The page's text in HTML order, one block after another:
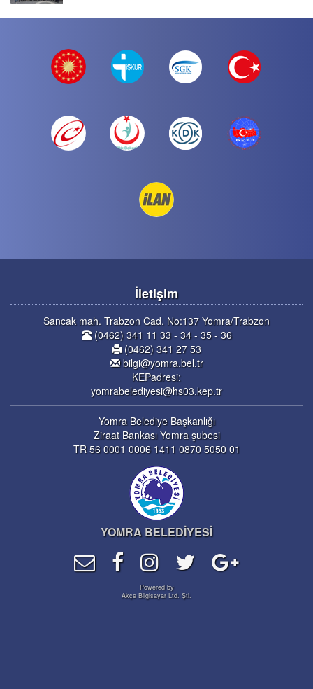
İletişim
Sancak mah. Trabzon Cad. No:137 Yomra/Trabzon
(0462) 341 11 33 - 34 - 35 - 36
(0462) 341 27 53
bilgi@yomra.bel.tr
KEPadresi:
yomrabelediyesi@hs03.kep.tr
Yomra Belediye Başkanlığı
Ziraat Bankası Yomra şubesi
TR 56 0001 0006 1411 0870 5050 01
YOMRA BELEDİYESİ
Powered by
Akçe Bilgisayar Ltd. Şti.